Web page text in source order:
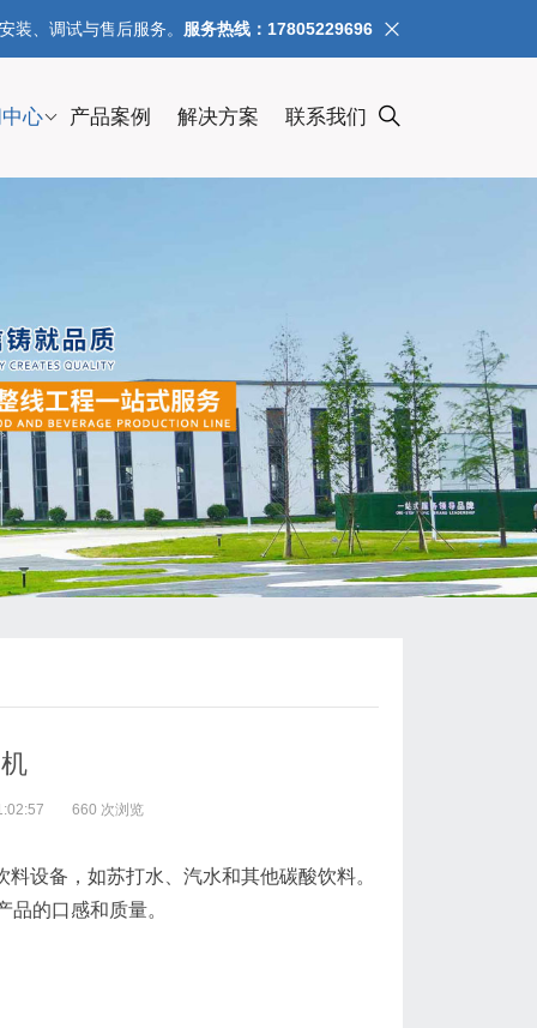
、调试与售后服务。 服务热线：17805229696
心 产品案例 解决方案 联系我们
660 次浏览
设备，如苏打水、汽水和其他碳酸饮料。
的口感和质量。